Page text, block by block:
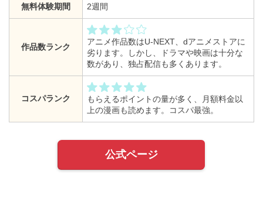
無料体験期間 2週間
作品数ランク
アニメ作品数はU-NEXT、dアニメストアに
劣ります。しかし、ドラマや映画は十分な
数があり、独占配信も多くあります。
コスパランク
もらえるポイントの量が多く、月額料金以
上の漫画も読めます。コスパ最強。
公式ページ